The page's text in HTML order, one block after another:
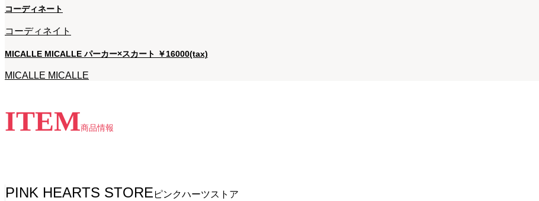
コーディネート
コーディネイト
MICALLE MICALLE パーカー×スカート ￥16000(tax)
MICALLE MICALLE
ITEM商品情報
PINK HEARTS STORE ピンクハーツストア